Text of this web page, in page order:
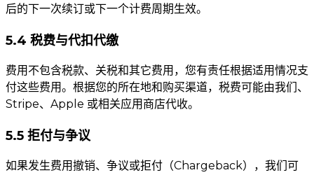
后的下一次续订或下一个计费周期生效。
5.4 税费与代扣代缴
费用不包含税款、关税和其它费用，您有责任根据适用情况支
付这些费用。根据您的所在地和购买渠道，税费可能由我们、
Stripe、Apple 或相关应用商店代收。
5.5 拒付与争议
如果发生费用撤销、争议或拒付（Chargeback），我们可